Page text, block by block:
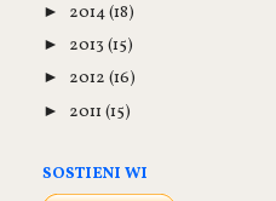
► 2014(18)
► 2013 (15)
► 2012 (16)
► 2011 (15)
SOSTIENI WI